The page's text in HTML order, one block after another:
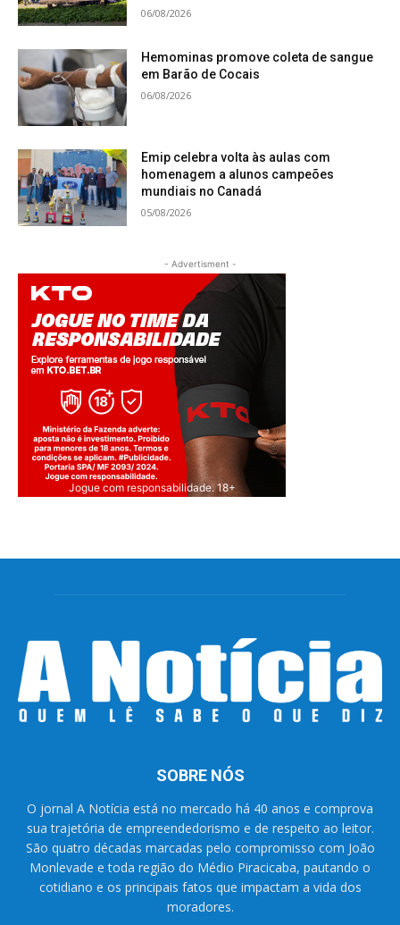
06/08/2026
Hemominas promove coleta de sangue
em Barão de Cocais
06/08/2026
Emip celebra volta às aulas com
homenagem a alunos campeões
mundiais no Canadá
05/08/2026
- Advertisment -
Jogue com responsabilidade. 18+
SOBRE NÓS
O jornal A Notícia está no mercado há 40 anos e comprova
sua trajetória de empreendedorismo e de respeito ao leitor.
São quatro décadas marcadas pelo compromisso com João
Monlevade e toda região do Médio Piracicaba, pautando o
cotidiano e os principais fatos que impactam a vida dos
moradores.